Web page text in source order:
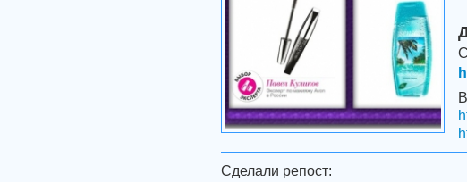
Сделали репост: